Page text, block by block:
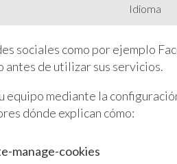
Idioma
sociales como por ejemplo
antes de utilizar sus servicios.
mediante la
dónde explican cómo:
manage-cookies